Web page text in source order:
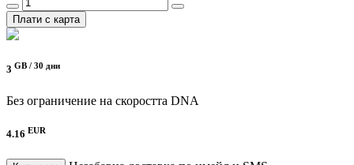
Плати с карта
3 GB / 30 дни
Без ограничение на скоростта DNA
4.16 EUR